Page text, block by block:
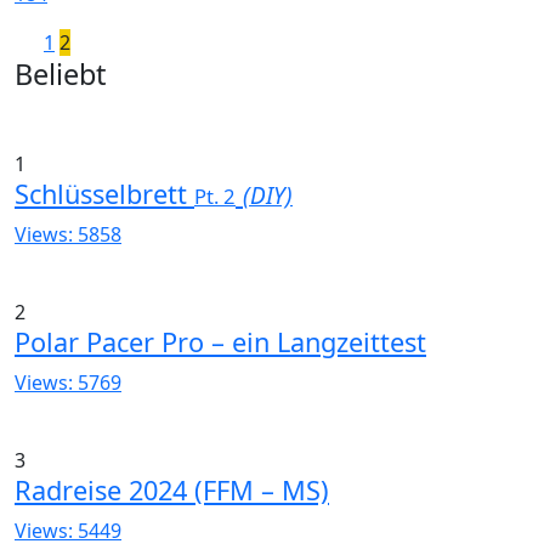
Seitennummerierung
der
Neuere
Beiträge
1 2
Widgets
Beliebt
1
Schlüsselbrett Pt. 2 (DIY)
Views: 5858
2
Polar Pacer Pro – ein Langzeittest
Views: 5769
3
Radreise 2024 (FFM – MS)
Views: 5449